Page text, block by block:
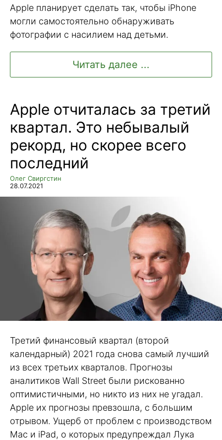
Apple планирует сделать так, чтобы iPhone
могли самостоятельно обнаруживать
фотографии с насилием над детьми.
Читать далее ...
Apple отчиталась за третий
квартал. Это небывалый
рекорд, но скорее всего
последний
Олег Свиргстин
28.07.2021
Третий финансовый квартал (второй
календарный) 2021 года снова самый лучший
из всех третьих кварталов. Прогнозы
аналитиков Wall Street были рискованно
оптимистичными, но никто из них не угадал.
Apple их прогнозы превзошла, с большим
отрывом. Ущерб от проблем с производством
Mac и iPad, о которых предупреждал Лука